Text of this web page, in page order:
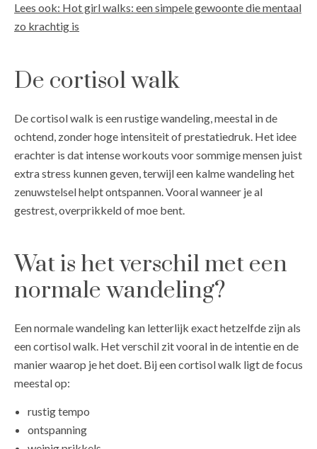
Lees ook: Hot girl walks: een simpele gewoonte die mentaal
zo krachtig is
De cortisol walk
De cortisol walk is een rustige wandeling, meestal in de
ochtend, zonder hoge intensiteit of prestatiedruk. Het idee
erachter is dat intense workouts voor sommige mensen juist
extra stress kunnen geven, terwijl een kalme wandeling het
zenuwstelsel helpt ontspannen. Vooral wanneer je al
gestrest, overprikkeld of moe bent.
Wat is het verschil met een
normale wandeling?
Een normale wandeling kan letterlijk exact hetzelfde zijn als
een cortisol walk. Het verschil zit vooral in de intentie en de
manier waarop je het doet. Bij een cortisol walk ligt de focus
meestal op:
rustig tempo
ontspanning